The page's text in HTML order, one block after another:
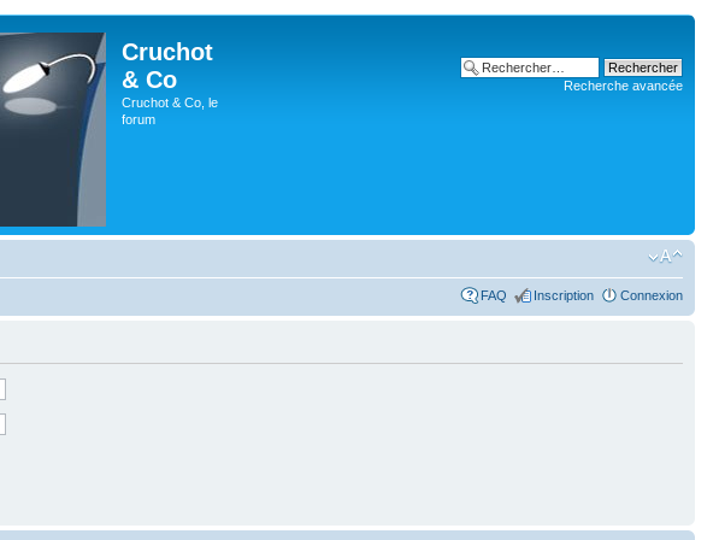
Cruchot
& Co
Cruchot & Co, le
forum
Recherche avancée
FAQ Inscription Connexion